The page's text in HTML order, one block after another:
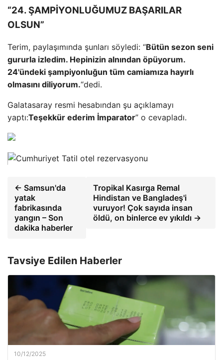
“24. ŞAMPİYONLUĞUMUZ BAŞARILAR
OLSUN”
Terim, paylaşımında şunları söyledi: “Bütün sezon seni
gururla izledim. Hepinizin alnından öpüyorum.
24'ündeki şampiyonluğun tüm camiamıza hayırlı
olmasını diliyorum.“dedi.
Galatasaray resmi hesabından şu açıklamayı
yaptı:Teşekkür ederim İmparator” o cevapladı.
← Samsun'da
yatak
fabrikasında
yangın – Son
dakika haberler
Tropikal Kasırga Remal
Hindistan ve Bangladeş'i
vuruyor! Çok sayıda insan
öldü, on binlerce ev yıkıldı →
Tavsiye Edilen Haberler
10/12/2025